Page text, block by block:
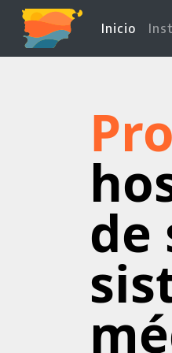
Inicio
de